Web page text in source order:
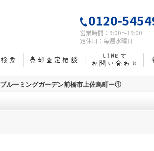
0120-
営業時間：9:00～19:00
定休日：毎週水曜日
ブルーミングガーデン前橋市上佐鳥町ー①